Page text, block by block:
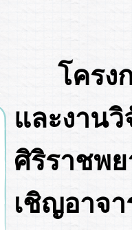
โครง
และงาน
ศิริราชพ
เชิญอาจ